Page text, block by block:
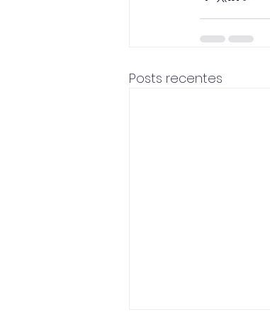
Posts recentes